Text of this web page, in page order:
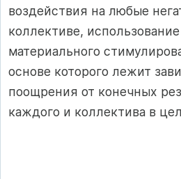
воздействия на любые
коллективе,
материального
основе которого лежит
поощрения от конечных
каждого и коллектива в